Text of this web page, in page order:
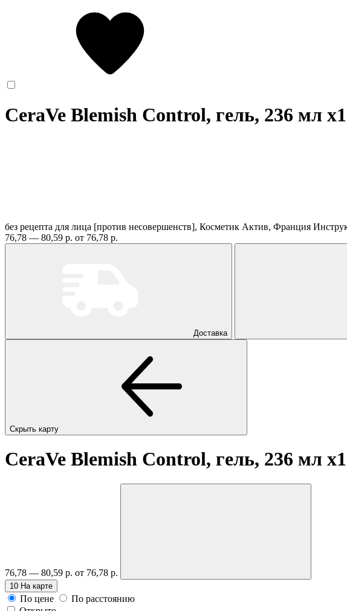
CeraVe Blemish Control, гель, 236 мл x1
без рецепта для лица [против несовершенств], Косметик Актив, Франция
76,78 — 80,59 р. от 76,78 р.
Доставка
Скрыть карту
CeraVe Blemish Control, гель, 236 мл x1
76,78 — 80,59 р. от 76,78 р.
10 На карте
По цене
По расстоянию